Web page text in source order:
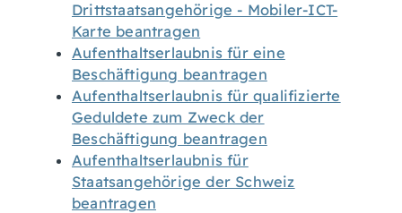
Drittstaatsangehörige - Mobiler-ICT-
Karte beantragen
Aufenthaltserlaubnis für eine
Beschäftigung beantragen
Aufenthaltserlaubnis für qualifizierte
Geduldete zum Zweck der
Beschäftigung beantragen
Aufenthaltserlaubnis für
Staatsangehörige der Schweiz
beantragen